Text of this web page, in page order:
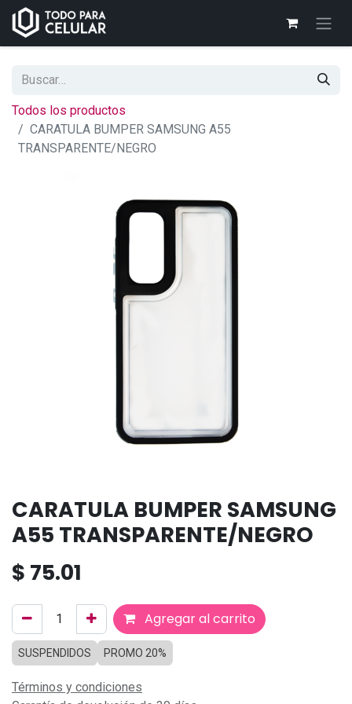
Todos los productos
CARATULA BUMPER SAMSUNG A55
TRANSPARENTE/NEGRO
CARATULA BUMPER SAMSUNG
A55 TRANSPARENTE/NEGRO
$ 75.01
Agregar al carrito
SUSPENDIDOS PROMO 20%
Términos y condiciones